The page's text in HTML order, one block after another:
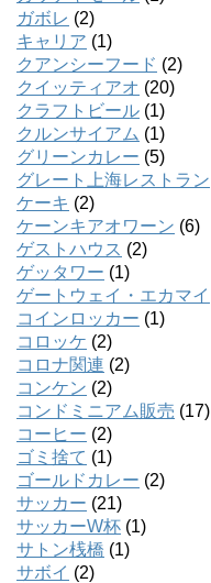
ガボレ (2)
キャリア (1)
クアンシーフード (2)
クイッティアオ (20)
クラフトビール (1)
クルンサイアム (1)
グリーンカレー (5)
グレート上海レストラン
ケーキ (2)
ケーンキアオワーン (6)
ゲストハウス (2)
ゲッタワー (1)
ゲートウェイ・エカマイ
コインロッカー (1)
コロッケ (2)
コロナ関連 (2)
コンケン (2)
コンドミニアム販売 (17)
コーヒー (2)
ゴミ捨て (1)
ゴールドカレー (2)
サッカー (21)
サッカーW杯 (1)
サトン桟橋 (1)
サボイ (2)